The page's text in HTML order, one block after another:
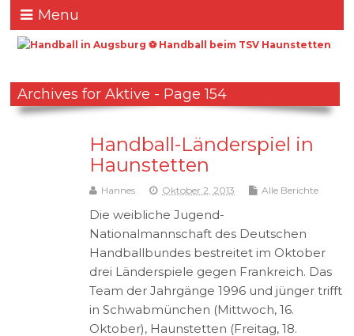
Menu
Archives for Aktive - Page 154
Handball-Länderspiel in
Haunstetten
Hannes Oktober 2, 2013 Alle Berichte
Die weibliche Jugend-
Nationalmannschaft des Deutschen
Handballbundes bestreitet im Oktober
drei Länderspiele gegen Frankreich. Das
Team der Jahrgänge 1996 und jünger trifft
in Schwabmünchen (Mittwoch, 16.
Oktober), Haunstetten (Freitag, 18.